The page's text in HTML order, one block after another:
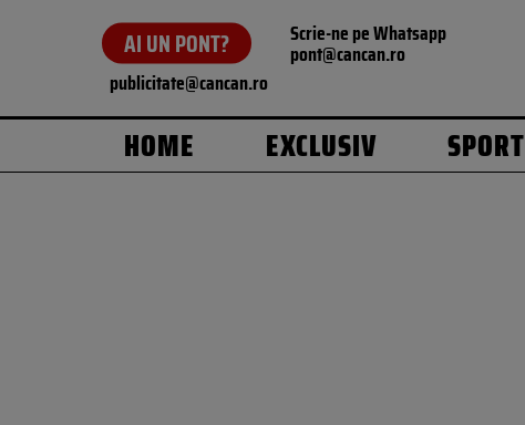
AI UN PONT? Scrie-ne pe Whatsapp
pont@cancan.ro
publicitate@cancan.ro
HOME EXCLUSIV SPORT